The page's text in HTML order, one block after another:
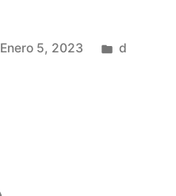
Enero 5, 2023 d